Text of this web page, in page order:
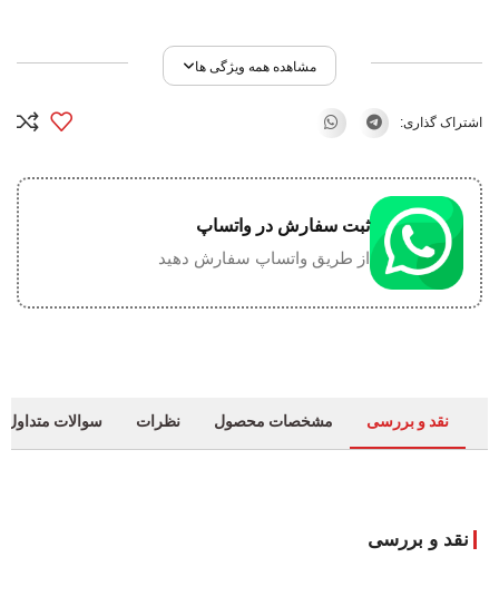
مشاهده همه ویژگی ها
اشتراک گذاری:
ثبت سفارش در واتساپ
از طریق واتساپ سفارش دهید
نقد و بررسی مشخصات محصول نظرات سوالات متداول
نقد و بررسی